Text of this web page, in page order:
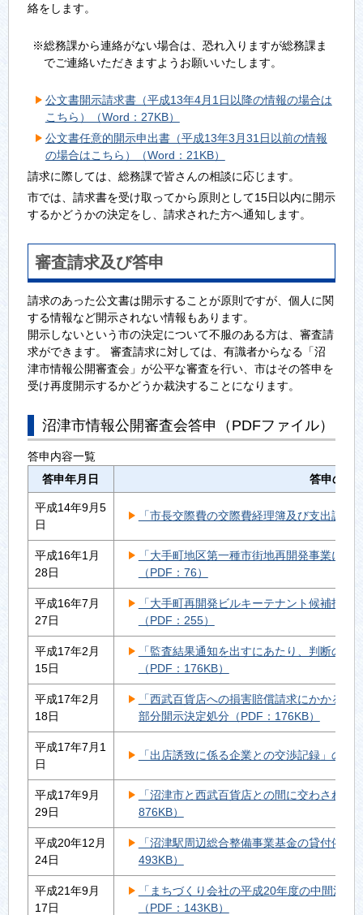
絡をします。
※総務課から連絡がない場合は、恐れ入りますが総務課ま
でご連絡いただきますようお願いいたします。
公文書開示請求書（平成13年4月1日以降の情報の場合は
こちら）（Word：27KB）
公文書任意的開示申出書（平成13年3月31日以前の情報
の場合はこちら）（Word：21KB）
請求に際しては、総務課で皆さんの相談に応じます。
市では、請求書を受け取ってから原則として15日以内に開示
するかどうかの決定をし、請求された方へ通知します。
審査請求及び答申
請求のあった公文書は開示することが原則ですが、個人に関
する情報など開示されない情報もあります。
開示しないという市の決定について不服のある方は、審査請
求ができます。 審査請求に対しては、有識者からなる「沼
津市情報公開審査会」が公平な審査を行い、市はその答申を
受け再度開示するかどうか裁決することになります。
沼津市情報公開審査会答申（PDFファイル）
答申内容一覧
答申年月日
答申の内
平成14年9月5
日
「市長交際費の交際費経理簿及び支出調
平成16年1月
28日
「大手町地区第一種市街地再開発事業に関
（PDF：76）
平成16年7月
27日
「大手町再開発ビルキーテナント候補指
（PDF：255）
平成17年2月
15日
「監査結果通知を出すにあたり、判断の
（PDF：176KB）
平成17年2月
18日
「西武百貨店への損害賠償請求にかかる
部分開示決定処分（PDF：176KB）
平成17年7月1
日
「出店誘致に係る企業との交渉記録」の部
平成17年9月
29日
「沼津市と西武百貨店との間に交わされ
876KB）
平成20年12月
24日
「沼津駅周辺総合整備事業基金の貸付依頼
493KB）
平成21年9月
17日
「まちづくり会社の平成20年度の中間決
（PDF：143KB）